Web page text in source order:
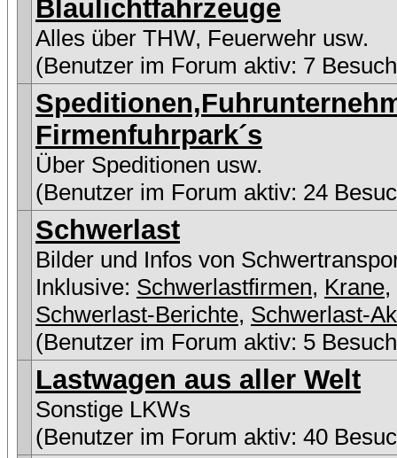
Blaulichtfahrzeuge
Alles über THW, Feuerwehr usw.
(Benutzer im Forum aktiv: 7
Firmenfuhrpark´s
Über Speditionen usw.
(Benutzer im Forum aktiv: 24
Schwerlast
Bilder und Infos von
Inklusive: Schwerlastfirmen, Krane,
Schwerlast-Berichte, Schwerlast-
(Benutzer im Forum aktiv: 5
Lastwagen aus aller Welt
Sonstige LKWs
(Benutzer im Forum aktiv: 40